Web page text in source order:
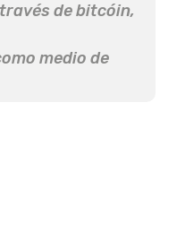
de bitcóin,
medio de